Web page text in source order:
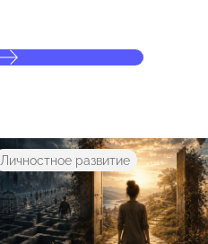
Личностное развитие